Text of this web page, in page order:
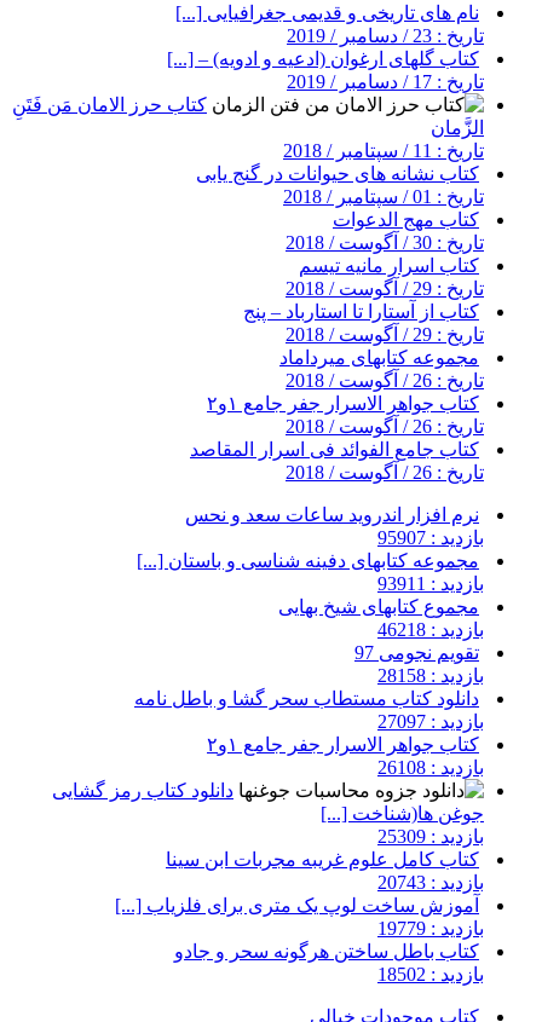
نام های تاریخی و قدیمی جغرافیایی [...]
تاریخ : 23 / دسامبر / 2019
کتاب گلهای ارغوان (ادعیه و ادویه) – [...]
تاریخ : 17 / دسامبر / 2019
کتاب حرز الامان مَن فَتَنِ
الزَّمان
تاریخ : 11 / سپتامبر / 2018
کتاب نشانه های حیوانات در گنج یابی
تاریخ : 01 / سپتامبر / 2018
کتاب مهج الدعوات
تاریخ : 30 / آگوست / 2018
کتاب اسرار مانیه تیسم
تاریخ : 29 / آگوست / 2018
کتاب از آستارا تا استارباد – پنج
تاریخ : 29 / آگوست / 2018
مجموعه کتابهای میرداماد
تاریخ : 26 / آگوست / 2018
کتاب جواهر الاسرار جفر جامع ۱و۲
تاریخ : 26 / آگوست / 2018
کتاب جامع الفوائد فی اسرار المقاصد
تاریخ : 26 / آگوست / 2018
نرم افزار اندروید ساعات سعد و نحس
بازدید : 95907
مجموعه کتابهای دفینه شناسی و باستان [...]
بازدید : 93911
مجموع کتابهای شیخ بهایی
بازدید : 46218
تقویم نجومی 97
بازدید : 28158
دانلود کتاب مستطاب سحر گشا و باطل نامه
بازدید : 27097
کتاب جواهر الاسرار جفر جامع ۱و۲
بازدید : 26108
دانلود کتاب رمز گشایی
جوغن ها(شناخت [...]
بازدید : 25309
کتاب کامل علوم غریبه مجربات ابن سینا
بازدید : 20743
آموزش ساخت لوپ یک متری برای فلزیاب [...]
بازدید : 19779
کتاب باطل ساختن هرگونه سحر و جادو
بازدید : 18502
کتاب موجودات خیالی